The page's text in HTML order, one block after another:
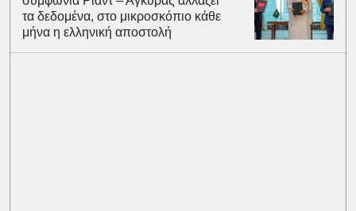
τα δεδομένα, στο μικροσκόπιο κάθε
μήνα η ελληνική αποστολή